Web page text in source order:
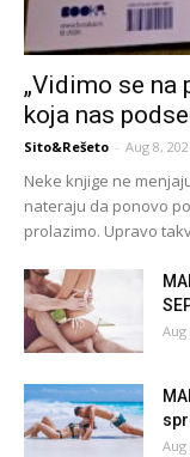
„Vidimo se na
koja nas
Sito&Rešeto - Aug 8,
Neke knjige ne
nateraju da ponovo
prolazimo. Upravo
Aug
Aug